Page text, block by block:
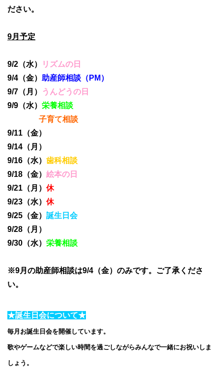
ださい。
9月予定
9/2（水）
リズムの日
9/4（金） 助産師相談（PM）
9/7（月）
うんどうの日
9/9（水） 栄養相談
子育て相談
9/11（金）
9/14（月）
9/16（水） 歯科相談
9/18（金） 絵本の日
9/21（月） 休
9/23（水） 休
9/25（金） 誕生日会
9/28（月）
9/30（水） 栄養相談
※9月の助産師相談は9/4（金）のみです。ご了承くださ
い。
★誕生日会について★
毎月お誕生日会を開催しています。
歌やゲームなどで楽しい時間を過ごしながらみんなで一緒にお祝いしま
しょう。